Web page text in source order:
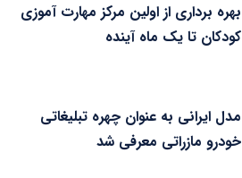
بهره برداری از اولین مرکز مهارت آموزی
کودکان تا یک ماه آینده
مدل ایرانی به عنوان چهره تبلیغاتی
خودرو مازراتی معرفی شد